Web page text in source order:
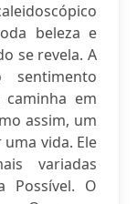
beleza e
se revela. A
sentimento
em
assim, um
vida. Ele
variadas
Possível. O